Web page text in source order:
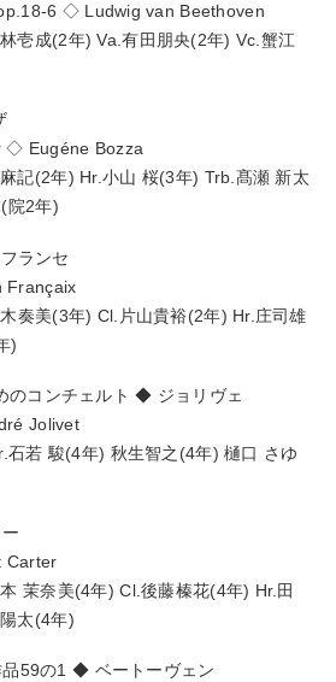
6 ◇ Ludwig van Beethoven
壱成(2年) Va.有田朋央(2年) Vc.蟹江
◇ Eugéne Bozza
記(2年) Hr.小山 桜(3年) Trb.髙瀬 新太
院2年)
ランセ
Françaix
奏美(3年) Cl.片山貴裕(2年) Hr.庄司雄
)
のコンチェルト ◆ ジョリヴェ
Jolivet
石若 駿(4年) 秋生智之(4年) 樋口 さゆ
Carter
茉奈美(4年) Cl.後藤榛花(4年) Hr.田
太(4年)
59の1 ◆ ベートーヴェン